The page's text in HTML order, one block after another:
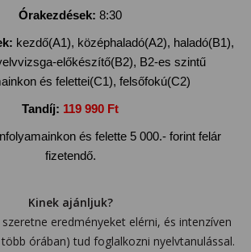
Órakezdések: 8:30
kezdő(A1), középhaladó(A2), haladó(B1),
előkészítő(B2), B2-es szintű
és felettei(C1), felsőfokú(C2)
Tandíj: 119 990 Ft
és felette 5 000.- forint felár
fizetendő.
Kinek ajánljuk?
eredményeket elérni, és intenzíven
órában) tud foglalkozni nyelvtanulással.